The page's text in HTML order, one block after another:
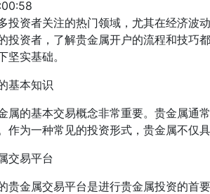
投资者关注的热门领域，尤其在经济波
投资者，了解贵金属开户的流程和技巧
坚实基础。
基本知识
属的基本交易概念非常重要。贵金属通
作为一种常见的投资形式，贵金属不仅
交易平台
贵金属交易平台是进行贵金属投资的首